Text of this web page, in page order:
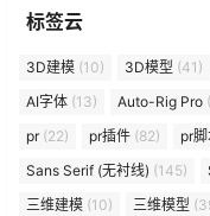
标签云
3D建模 (10) 3D模型 (41)
AI字体 (13) Auto-Rig Pro
pr(22) pr插件 (82) pr
Sans Serif (无衬线) (145)
三维建模 (10) 三维模型